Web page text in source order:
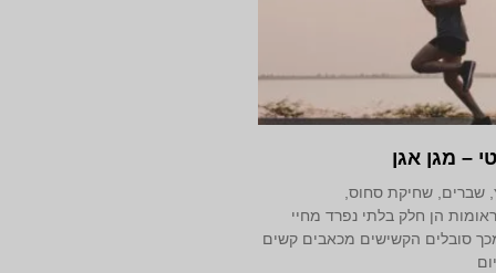
– מגן אגן
שברים, שחיקת סחוס,
הן חלק בלתי נפרד מחיי
סובלים הקשישים מכאבים קשים